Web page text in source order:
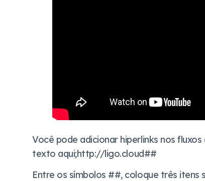
Você pode adicionar hiperlinks nos
texto aqui;http://ligo.cloud##
Entre os símbolos ##, coloque três itens